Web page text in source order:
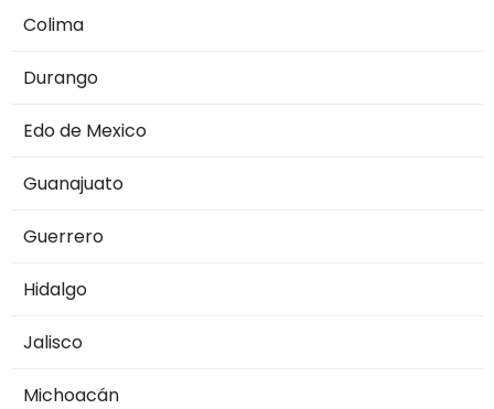
Colima
Durango
Edo de Mexico
Guanajuato
Guerrero
Hidalgo
Jalisco
Michoacán